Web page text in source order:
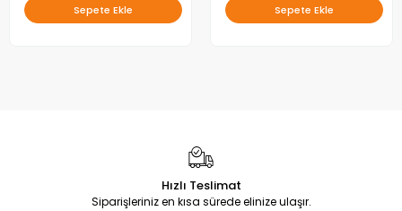
Sepete Ekle Sepete Ekle
Hızlı Teslimat
Siparişleriniz en kısa sürede elinize ulaşır.